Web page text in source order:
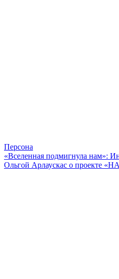
Персона
«Вселенная подмигнула нам»:
Ольгой Арлаускас о проекте